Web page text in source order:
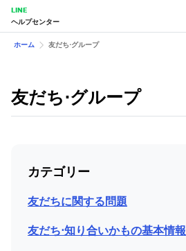
LINE
ヘルプセンター
ホーム 友だち⋅グループ
友だち⋅グループ
カテゴリー
友だちに関する問題
友だち⋅知り合いかもの基本情報